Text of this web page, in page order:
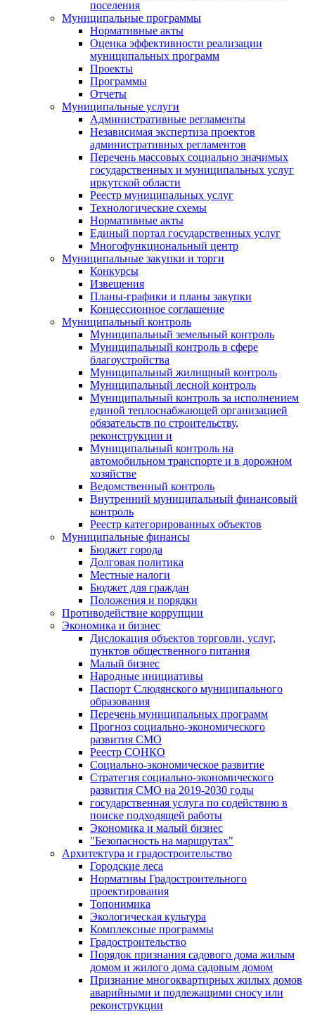
поселения
Муниципальные программы
Нормативные акты
Оценка эффективности реализации
муниципальных программ
Проекты
Программы
Отчеты
Муниципальные услуги
Административные регламенты
Независимая экспертиза проектов
административных регламентов
Перечень массовых социально значимых
государственных и муниципальных услуг
иркутской области
Реестр муниципальных услуг
Технологические схемы
Нормативные акты
Единый портал государственных услуг
Многофункциональный центр
Муниципальные закупки и торги
Конкурсы
Извещения
Планы-графики и планы закупки
Концессионное соглашение
Муниципальный контроль
Муниципальный земельный контроль
Муниципальный контроль в сфере
благоустройства
Муниципальный жилищный контроль
Муниципальный лесной контроль
Муниципальный контроль за исполнением
единой теплоснабжающей организацией
обязательств по строительству,
реконструкции и
Муниципальный контроль на
автомобильном транспорте и в дорожном
хозяйстве
Ведомственный контроль
Внутренний муниципальный финансовый
контроль
Реестр категорированных объектов
Муниципальные финансы
Бюджет города
Долговая политика
Местные налоги
Бюджет для граждан
Положения и порядки
Противодействие коррупции
Экономика и бизнес
Дислокация объектов торговли, услуг,
пунктов общественного питания
Малый бизнес
Народные инициативы
Паспорт Слюдянского муниципального
образования
Перечень муниципальных программ
Прогноз социально-экономического
развития СМО
Реестр СОНКО
Социально-экономическое развитие
Стратегия социально-экономического
развития СМО на 2019-2030 годы
государственная услуга по содействию в
поиске подходящей работы
Экономика и малый бизнес
"Безопасность на маршрутах"
Архитектура и градостроительство
Городские леса
Нормативы Градостроительного
проектирования
Топонимика
Экологическая культура
Комплексные программы
Градостроительство
Порядок признания садового дома жилым
домом и жилого дома садовым домом
Признание многоквартирных жилых домов
аварийными и подлежащими сносу или
реконструкции